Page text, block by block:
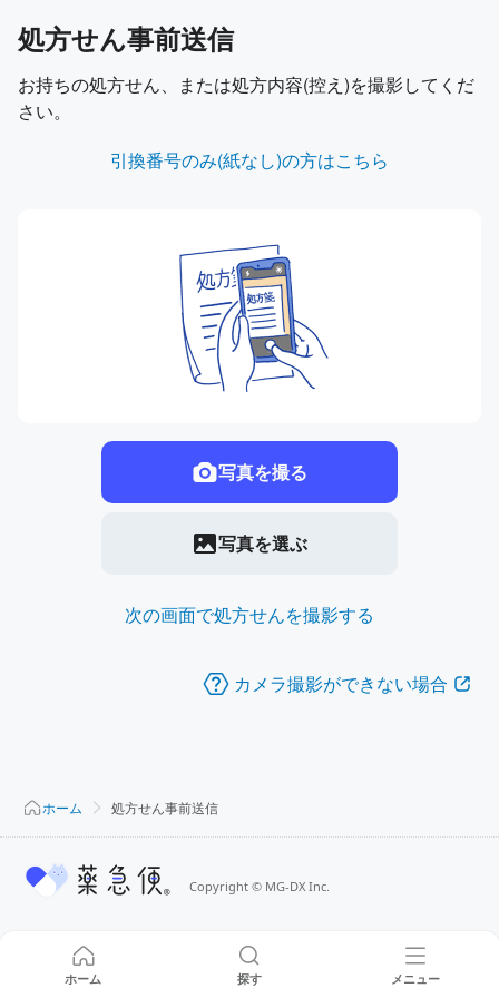
処方せん事前送信
お持ちの処方せん、または処方内容(控え)を撮影してくだ
さい。
引換番号のみ(紙なし)の方はこちら
写真を撮る
写真を選ぶ
次の画面で処方せんを撮影する
カメラ撮影ができない場合
ホーム 処方せん事前送信
Copyright © MG-DX Inc.
ホーム 探す メニュー